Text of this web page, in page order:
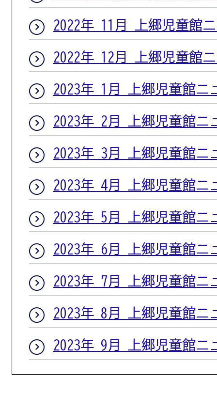
2022年 11月 上郷児童館
2022年 12月 上郷児童館
2023年 1月 上郷児童館ニ
2023年 2月 上郷児童館ニ
2023年 3月 上郷児童館ニ
2023年 4月 上郷児童館ニ
2023年 5月 上郷児童館ニ
2023年 6月 上郷児童館ニ
2023年 7月 上郷児童館ニ
2023年 8月 上郷児童館ニ
2023年 9月 上郷児童館ニ